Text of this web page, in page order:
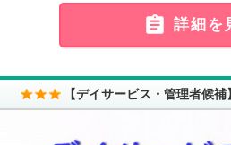
 詳細を
【デイサービス・管理者候